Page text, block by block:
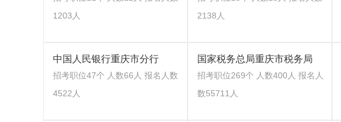
1203人
2138人
中国人民银行重庆市分行
招考职位47个 人数66人 报名人数
4522人
国家税务总局重庆市税务局
招考职位269个 人数400人 报名人
数55711人